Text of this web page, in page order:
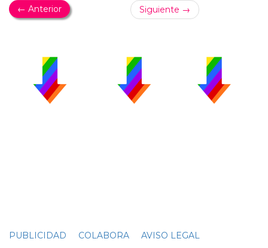
← Anterior Siguiente →
PUBLICIDAD COLABORA AVISO LEGAL